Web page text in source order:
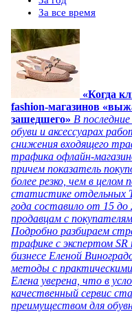
За все время
«Когда
fashion-магазинов
зашедшего» В
обуви и аксессуарах
снижения входящего
трафика офлайн-
причем показатель
более резко, чем в
статистике отдельных
года составило от 15
продавцам с
Подробно разбираем
трафике с экспертом
бизнесе Еленой
методы с
Елена уверена, что в
качественный сервис
преимуществом для